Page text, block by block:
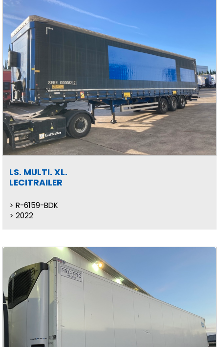
LS. MULTI. XL.
LECITRAILER
R-6159-BDK
2022